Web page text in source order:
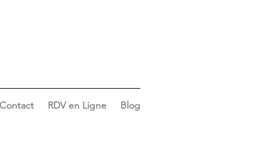
Contact RDV en Ligne Blog